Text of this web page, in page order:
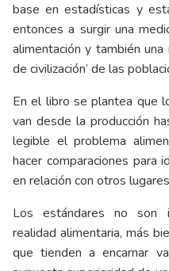
base en estadísticas y
entonces a surgir una
alimentación y también
de civilización’ de las
En el libro se plantea que
van desde la producción
legible el problema
hacer comparaciones para
en relación con otros
Los estándares no son
realidad alimentaria, más
que tienden a encarnar